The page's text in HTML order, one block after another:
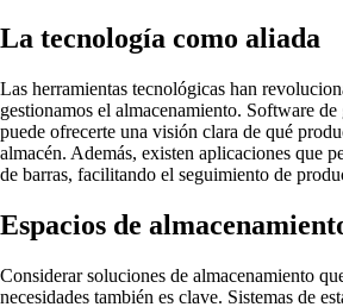
La tecnología como aliada
Las herramientas tecnológicas han
gestionamos el almacenamiento. Software
puede ofrecerte una visión clara de qué
almacén. Además, existen aplicaciones que
de barras, facilitando el seguimiento de
Espacios de
Considerar soluciones de almacenamiento
necesidades también es clave. Sistemas de